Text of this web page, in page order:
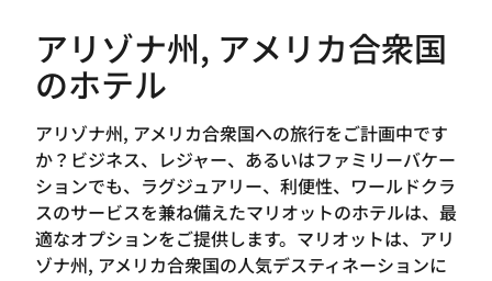
アリゾナ州, アメリカ合衆国
のホテル
アリゾナ州, アメリカ合衆国への旅行をご計画中です
か？ビジネス、レジャー、あるいはファミリーバケー
ションでも、ラグジュアリー、利便性、ワールドクラ
スのサービスを兼ね備えたマリオットのホテルは、最
適なオプションをご提供します。マリオットは、アリ
ゾナ州, アメリカ合衆国の人気デスティネーションに